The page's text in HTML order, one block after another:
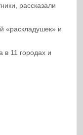
рассказали
«раскладушек» и
в 11 городах и